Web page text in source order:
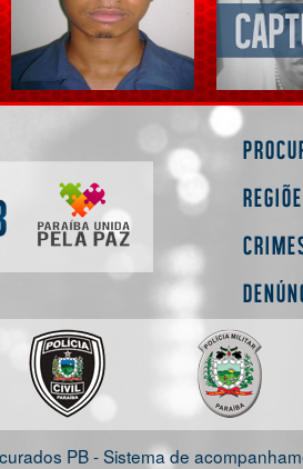
PB - Sistema de